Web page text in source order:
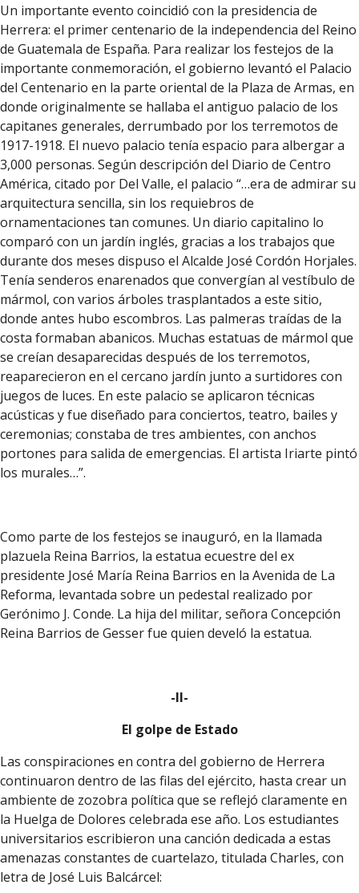
Un importante evento coincidió con la presidencia de
Herrera: el primer centenario de la independencia del Reino
de Guatemala de España. Para realizar los festejos de la
importante conmemoración, el gobierno levantó el Palacio
del Centenario en la parte oriental de la Plaza de Armas, en
donde originalmente se hallaba el antiguo palacio de los
capitanes generales, derrumbado por los terremotos de
1917-1918. El nuevo palacio tenía espacio para albergar a
3,000 personas. Según descripción del Diario de Centro
América, citado por Del Valle, el palacio “…era de admirar su
arquitectura sencilla, sin los requiebros de
ornamentaciones tan comunes. Un diario capitalino lo
comparó con un jardín inglés, gracias a los trabajos que
durante dos meses dispuso el Alcalde José Cordón Horjales.
Tenía senderos enarenados que convergían al vestíbulo de
mármol, con varios árboles trasplantados a este sitio,
donde antes hubo escombros. Las palmeras traídas de la
costa formaban abanicos. Muchas estatuas de mármol que
se creían desaparecidas después de los terremotos,
reaparecieron en el cercano jardín junto a surtidores con
juegos de luces. En este palacio se aplicaron técnicas
acústicas y fue diseñado para conciertos, teatro, bailes y
ceremonias; constaba de tres ambientes, con anchos
portones para salida de emergencias. El artista Iriarte pintó
los murales…”.
Como parte de los festejos se inauguró, en la llamada
plazuela Reina Barrios, la estatua ecuestre del ex
presidente José María Reina Barrios en la Avenida de La
Reforma, levantada sobre un pedestal realizado por
Gerónimo J. Conde. La hija del militar, señora Concepción
Reina Barrios de Gesser fue quien develó la estatua.
-II-
El golpe de Estado
Las conspiraciones en contra del gobierno de Herrera
continuaron dentro de las filas del ejército, hasta crear un
ambiente de zozobra política que se reflejó claramente en
la Huelga de Dolores celebrada ese año. Los estudiantes
universitarios escribieron una canción dedicada a estas
amenazas constantes de cuartelazo, titulada Charles, con
letra de José Luis Balcárcel: